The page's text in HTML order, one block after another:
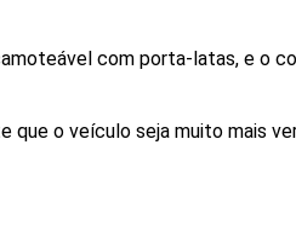
com porta-latas, e o
o veículo seja muito mais